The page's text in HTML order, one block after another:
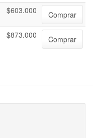
$603.000
Comprar
$873.000 Comprar